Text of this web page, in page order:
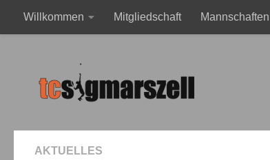
Zum Inhalt springen
Willkommen Mitgliedschaft Mannschaften
AKTUELLES